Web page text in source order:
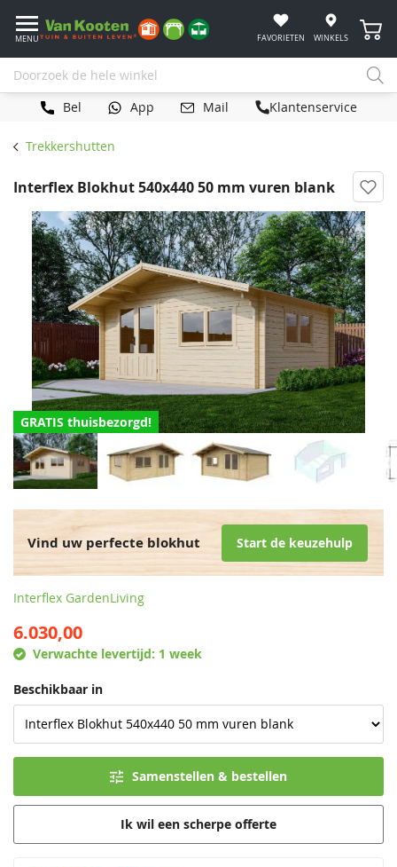
MENU FAVORIETEN WINKELS
Bel App Mail Klantenservice
Trekkershutten
Interflex Blokhut 540x440 50 mm vuren blank
GRATIS thuisbezorgd!
Vind uw perfecte blokhut Start de keuzehulp
Interflex GardenLiving
6.030,00
Verwachte levertijd: 1 week
Beschikbaar in
Samenstellen & bestellen
Ik wil een scherpe offerte